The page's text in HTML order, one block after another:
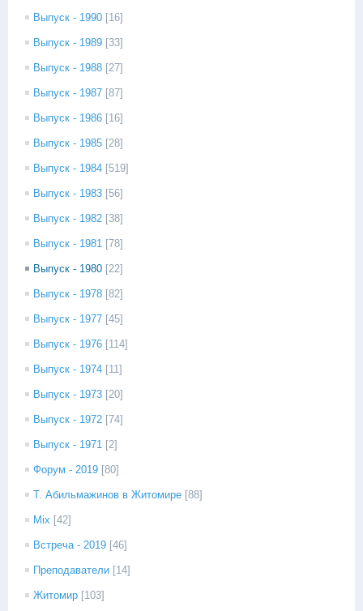
Выпуск - 1990 [16]
Выпуск - 1989 [33]
Выпуск - 1988 [27]
Выпуск - 1987 [87]
Выпуск - 1986 [16]
Выпуск - 1985 [28]
Выпуск - 1984 [519]
Выпуск - 1983 [56]
Выпуск - 1982 [38]
Выпуск - 1981 [78]
Выпуск - 1980 [22]
Выпуск - 1978 [82]
Выпуск - 1977 [45]
Выпуск - 1976 [114]
Выпуск - 1974 [11]
Выпуск - 1973 [20]
Выпуск - 1972 [74]
Выпуск - 1971 [2]
Форум - 2019 [80]
Т. Абильмажинов в Житомире [88]
Mix [42]
Встреча - 2019 [46]
Преподаватели [14]
Житомир [103]